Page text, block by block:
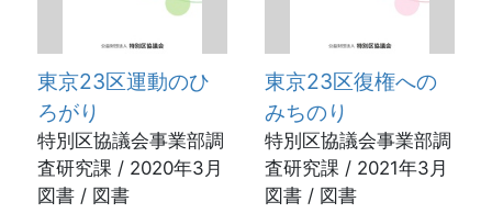
東京23区運動のひ
ろがり
特別区協議会事業部調
査研究課 / 2020年3月
図書 / 図書
東京23区復権への
みちのり
特別区協議会事業部調
査研究課 / 2021年3月
図書 / 図書